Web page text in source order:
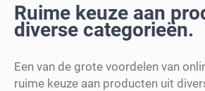
Ruime keuze aan
diverse categorieën.
Een van de grote voordelen van
ruime keuze aan producten uit